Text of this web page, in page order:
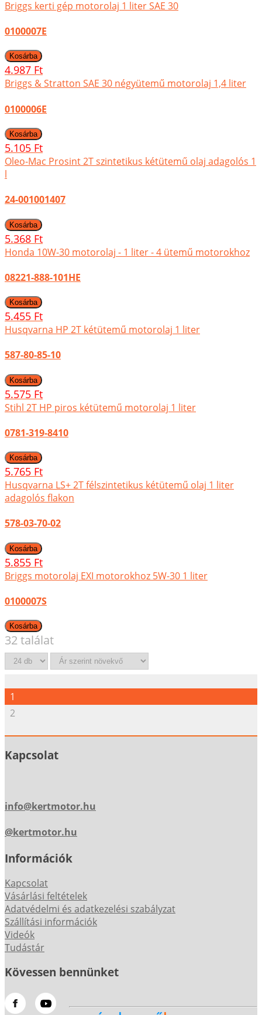
Briggs kerti gép motorolaj 1 liter SAE 30
0100007E
4.987 Ft
Briggs & Stratton SAE 30 négyütemű motorolaj 1,4 liter
0100006E
5.105 Ft
Oleo-Mac Prosint 2T szintetikus kétütemű olaj adagolós 1
l
24-001001407
5.368 Ft
Honda 10W-30 motorolaj - 1 liter - 4 ütemű motorokhoz
08221-888-101HE
5.455 Ft
Husqvarna HP 2T kétütemű motorolaj 1 liter
587-80-85-10
5.575 Ft
Stihl 2T HP piros kétütemű motorolaj 1 liter
0781-319-8410
5.765 Ft
Husqvarna LS+ 2T félszintetikus kétütemű olaj 1 liter
adagolós flakon
578-03-70-02
5.855 Ft
Briggs motorolaj EXI motorokhoz 5W-30 1 liter
0100007S
32 találat
1
2
Kapcsolat
info@kertmotor.hu
@kertmotor.hu
Információk
Kapcsolat
Vásárlási feltételek
Adatvédelmi és adatkezelési szabályzat
Szállítási információk
Videók
Tudástár
Kövessen bennünket